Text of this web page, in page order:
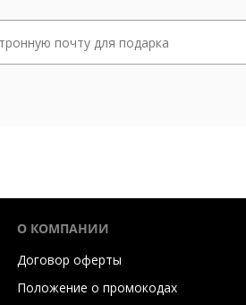
О КОМПАНИИ
Договор оферты
Положение о промокодах